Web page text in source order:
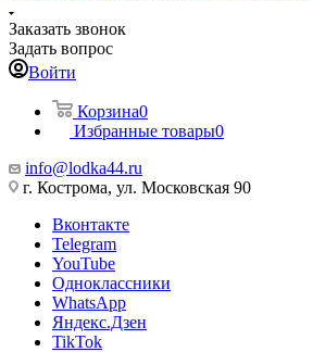
Заказать звонок
Задать вопрос
Войти
Корзина0
Избранные товары0
info@lodka44.ru
г. Кострома, ул. Московская 90
Вконтакте
Telegram
YouTube
Одноклассники
WhatsApp
Яндекс.Дзен
TikTok